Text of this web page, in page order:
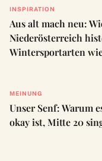
INSPIRATION
Aus alt mach neu:
Niederösterreich
Wintersportarten
MEINUNG
Unser Senf: Warum
okay ist, Mitte 20